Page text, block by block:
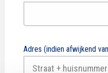
Adres (indien afwijkend